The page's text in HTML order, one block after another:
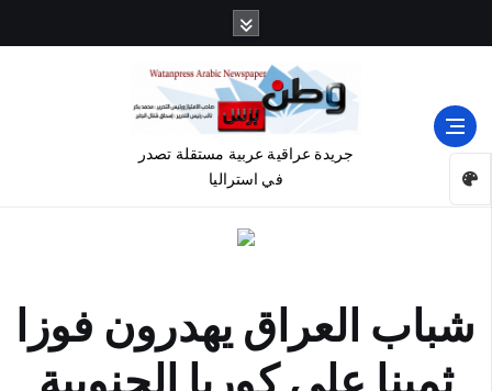
جريدة عراقية عربية مستقلة تصدر
في استراليا
شباب العراق يهدرون فوزا